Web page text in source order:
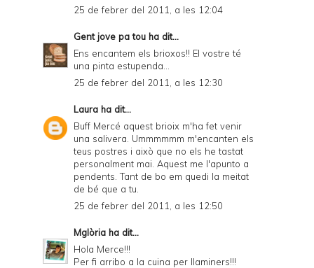
25 de febrer del 2011, a les 12:04
Gent jove pa tou ha dit...
Ens encantem els brioxos!! El vostre té
una pinta estupenda...
25 de febrer del 2011, a les 12:30
Laura ha dit...
Buff Mercé aquest brioix m'ha fet venir
una salivera. Ummmmmm m'encanten els
teus postres i això que no els he tastat
personalment mai. Aquest me l'apunto a
pendents. Tant de bo em quedi la meitat
de bé que a tu.
25 de febrer del 2011, a les 12:50
Mglòria ha dit...
Hola Merce!!!
Per fi arribo a la cuina per llaminers!!!